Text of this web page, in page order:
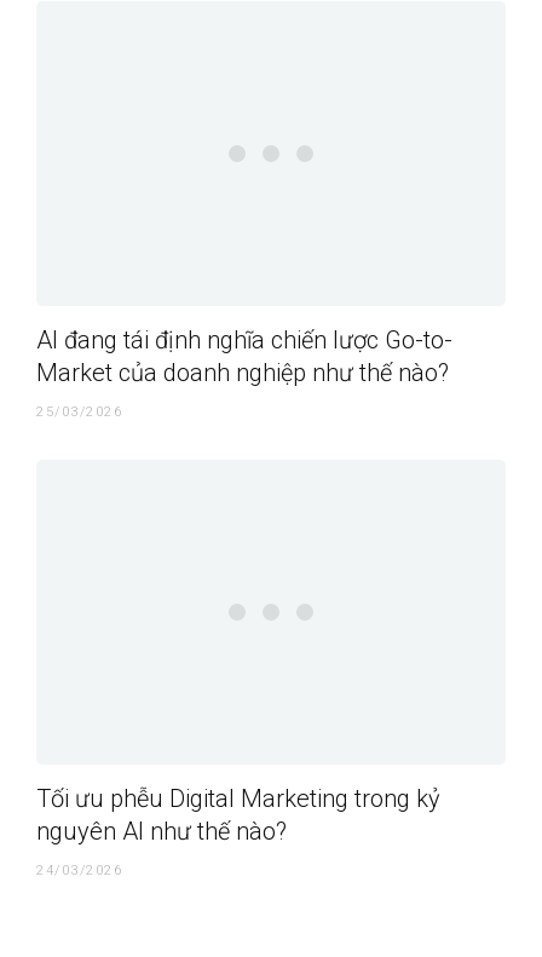
AI đang tái định nghĩa chiến lược Go-to-
Market của doanh nghiệp như thế nào?
25/03/2026
Tối ưu phễu Digital Marketing trong kỷ
nguyên AI như thế nào?
24/03/2026